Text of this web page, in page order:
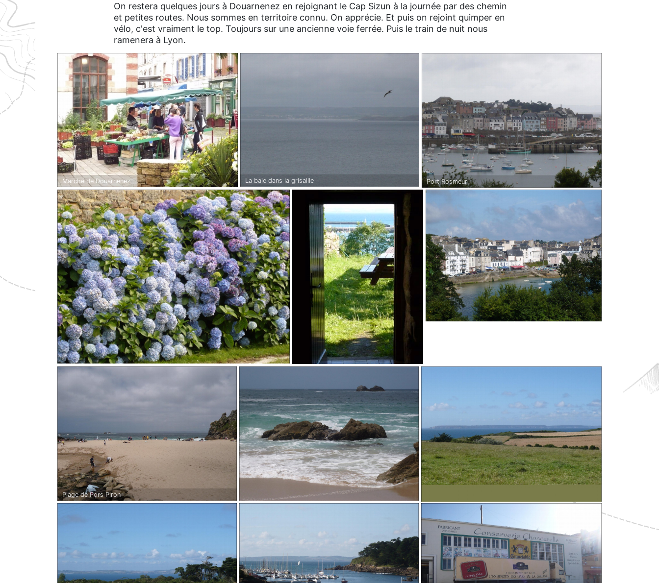
On restera quelques jours à Douarnenez en rejoignant le Cap Sizun à la journée par des chemin
et petites routes. Nous sommes en territoire connu. On apprécie. Et puis on rejoint quimper en
vélo, c'est vraiment le top. Toujours sur une ancienne voie ferrée. Puis le train de nuit nous
ramenera à Lyon.
Marché de Douarnenez La baie dans la grisaille Port Rosmeur
Plage de Pors Piron